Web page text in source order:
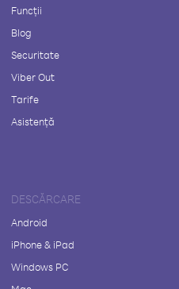
Funcții
Blog
Securitate
Viber Out
Tarife
Asistență
DESCĂRCARE
Android
iPhone & iPad
Windows PC